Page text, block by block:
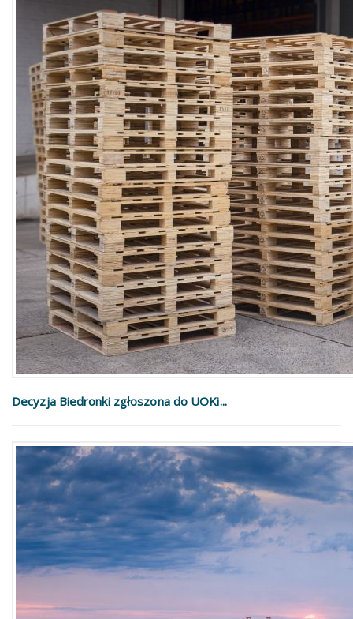
Decyzja Biedronki zgłoszona do UOKi...